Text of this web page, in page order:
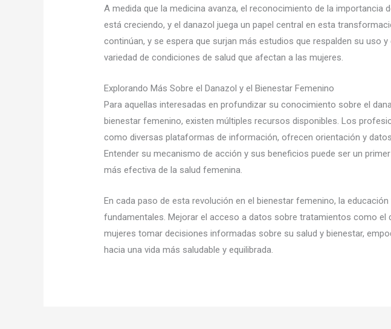
A medida que la medicina avanza, el reconocimiento de la importancia
está creciendo, y el danazol juega un papel central en esta
continúan, y se espera que surjan más estudios que respalden su uso
variedad de condiciones de salud que afectan a las mujeres.
Explorando Más Sobre el Danazol y el Bienestar Femenino
Para aquellas interesadas en profundizar su conocimiento sobre el
bienestar femenino, existen múltiples recursos disponibles. Los
como diversas plataformas de información, ofrecen orientación y
Entender su mecanismo de acción y sus beneficios puede ser un
más efectiva de la salud femenina.
En cada paso de esta revolución en el bienestar femenino, la
fundamentales. Mejorar el acceso a datos sobre tratamientos como el
mujeres tomar decisiones informadas sobre su salud y bienestar,
hacia una vida más saludable y equilibrada.